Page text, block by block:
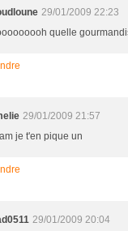
29/01/2009 22:23
quelle
29/01/2009 21:57
je t'en pique un
29/01/2009 20:04